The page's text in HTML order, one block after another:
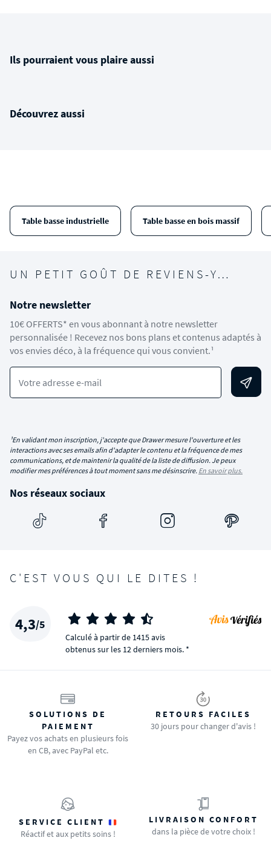
Ils pourraient vous plaire aussi
Découvrez aussi
Table basse industrielle Table basse en bois massif
UN PETIT GOÛT DE REVIENS-Y…
Notre newsletter
10€ OFFERTS* en vous abonnant à notre newsletter
personnalisée ! Recevez nos bons plans et contenus adaptés à
vos envies déco, à la fréquence qui vous convient.¹
Votre adresse e-mail
¹En validant mon inscription, j'accepte que Drawer mesure l'ouverture et les
interactions avec ses emails afin d'adapter le contenu et la fréquence de mes
communications, et de maintenir la qualité de la liste de diffusion. Je peux
modifier mes préférences à tout moment sans me désinscrire. En savoir plus.
Nos réseaux sociaux
C'EST VOUS QUI LE DITES !
4,3/5
Calculé à partir de 1415 avis
obtenus sur les 12 derniers mois. *
SOLUTIONS DE
PAIEMENT
Payez vos achats en plusieurs fois
en CB, avec PayPal etc.
RETOURS FACILES
30 jours pour changer d'avis !
SERVICE CLIENT
Réactif et aux petits soins !
LIVRAISON CONFORT
dans la pièce de votre choix !